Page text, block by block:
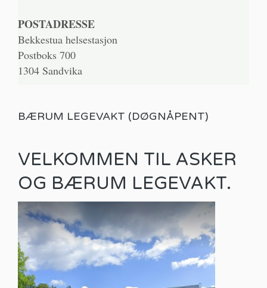
POSTADRESSE
Bekkestua helsestasjon
Postboks 700
1304 Sandvika
BÆRUM LEGEVAKT (DØGNÅPENT)
VELKOMMEN TIL ASKER
OG BÆRUM LEGEVAKT.